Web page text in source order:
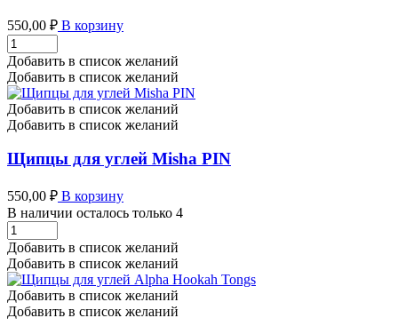
550,00 ₽ В корзину
Щипцы
для
углей
Blade
количество
Добавить в список желаний
Добавить в список желаний
Добавить в список желаний
Добавить в список желаний
Щипцы для углей Misha PIN
550,00 ₽ В корзину
В наличии осталось только 4
Щипцы
для
углей
Misha
PIN
количество
Добавить в список желаний
Добавить в список желаний
Добавить в список желаний
Добавить в список желаний